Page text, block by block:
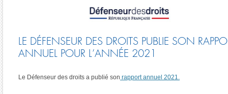
LE DÉFENSEUR DES DROITS PUBLIE SON
ANNUEL POUR L’ANNÉE 2021
Le Défenseur des droits a publié son rapport annuel 2021.